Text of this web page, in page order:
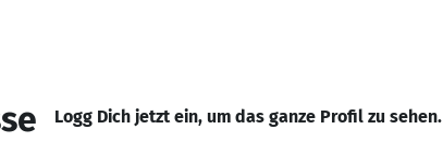
Logg Dich jetzt ein, um das ganze Profil zu sehen.